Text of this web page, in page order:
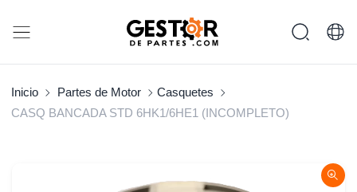
Inicio Partes de Motor
Casquetes
CASQ BANCADA STD 6HK1/6HE1 (INCOMPLETO)